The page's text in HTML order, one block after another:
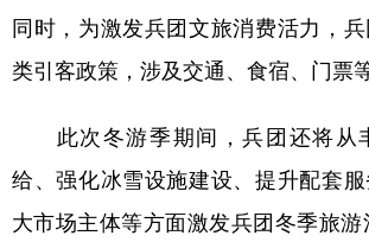
同时，为激发兵团文旅消费活力，
类引客政策，涉及交通、食宿、门票
此次冬游季期间，兵团还将从
给、强化冰雪设施建设、提升配套
大市场主体等方面激发兵团冬季旅